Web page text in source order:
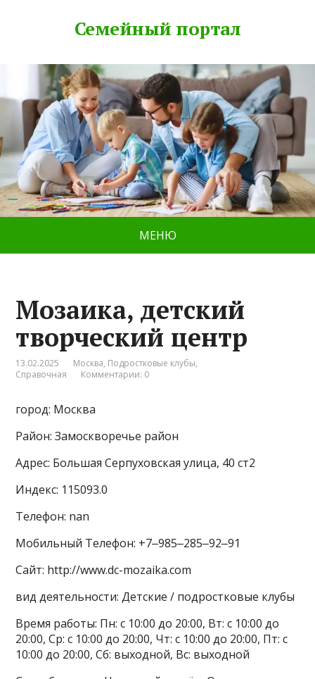
Семейный портал
МЕНЮ
Мозаика, детский
творческий центр
13.02.2025 Москва, Подростковые клубы,
Справочная
Комментарии: 0
город: Москва
Район: Замоскворечье район
Адрес: Большая Серпуховская улица, 40 ст2
Индекс: 115093.0
Телефон: nan
Мобильный Телефон: +7‒985‒285‒92‒91
Сайт: http://www.dc-mozaika.com
вид деятельности: Детские / подростковые клубы
Время работы: Пн: с 10:00 до 20:00, Вт: с 10:00 до
20:00, Ср: с 10:00 до 20:00, Чт: с 10:00 до 20:00, Пт: с
10:00 до 20:00, Сб: выходной, Вс: выходной